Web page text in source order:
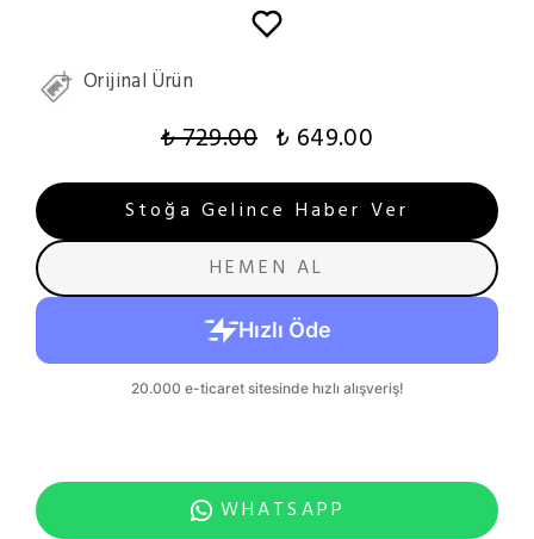
Orijinal Ürün
₺ 729.00 ₺ 649.00
Stoğa Gelince Haber Ver
HEMEN AL
WHATSAPP